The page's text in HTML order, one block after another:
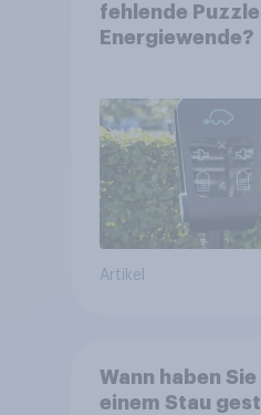
fehlende
Energiewende?
Artikel
Wann haben
einem Stau